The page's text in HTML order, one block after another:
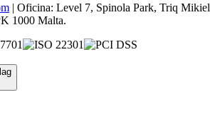
| Oficina: Level 7, Spinola Park, Triq Mikiel
1000 Malta.